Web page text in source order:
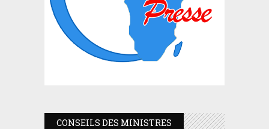
CONSEILS DES MINISTRES